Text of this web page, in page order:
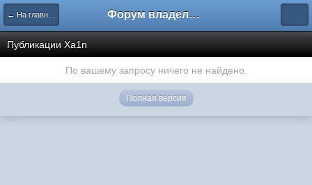
← На главную Форум владельцев интернет-магазинов
Публикации Xa1n
По вашему запросу ничего не найдено.
Полная версия